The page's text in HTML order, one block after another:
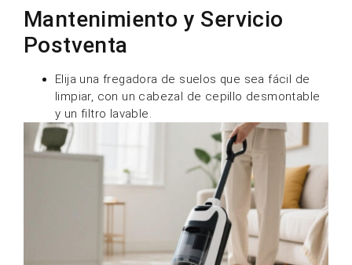
Mantenimiento y Servicio
Postventa
Elija una fregadora de suelos que sea fácil de
limpiar, con un cabezal de cepillo desmontable
y un filtro lavable.